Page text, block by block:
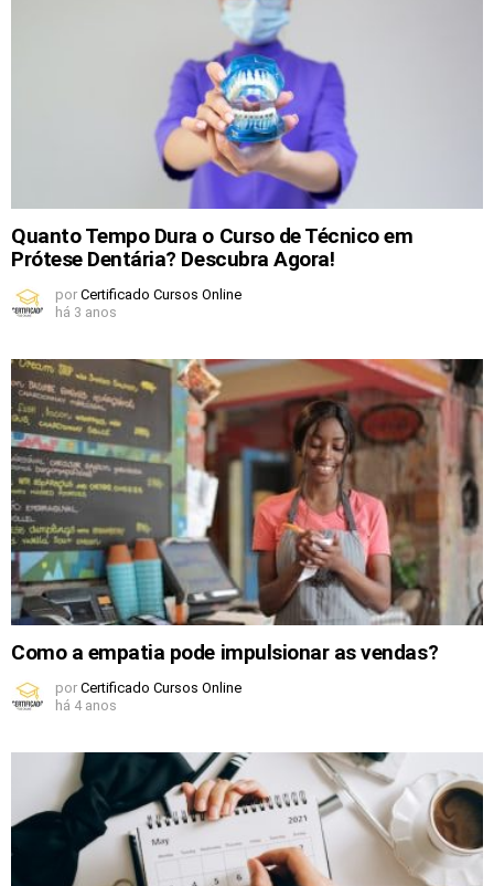
Quanto Tempo Dura o Curso de Técnico em
Prótese Dentária? Descubra Agora!
por Certificado Cursos Online
há 3 anos
Como a empatia pode impulsionar as vendas?
por Certificado Cursos Online
há 4 anos